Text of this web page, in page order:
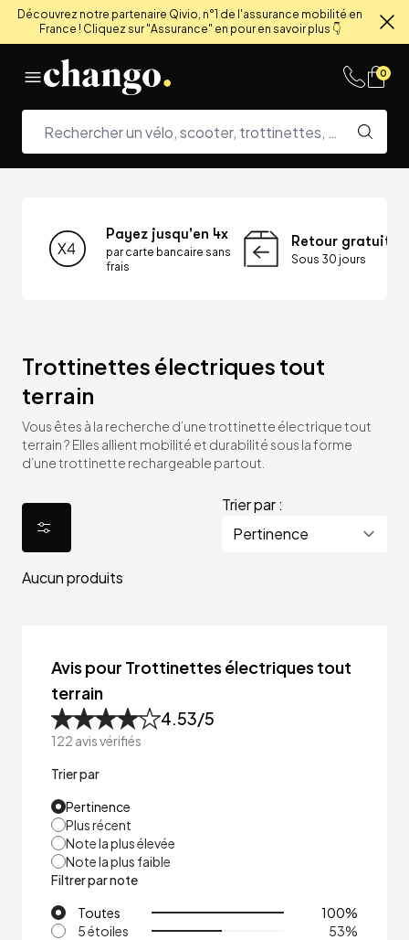
Découvrez notre partenaire Qivio, n°1 de l'assurance mobilité en
France ! Cliquez sur "Assurance" en pour en savoir plus 👇
0
Payez jusqu'en 4x
par carte bancaire sans
frais
Retour gratuit
Sous 30 jours
Trottinettes électriques tout
terrain
Vous êtes à la recherche d’une trottinette électrique tout
terrain ? Elles allient mobilité et durabilité sous la forme
d’une trottinette rechargeable partout.
Trier par :
Aucun produits
Avis pour Trottinettes électriques tout
terrain
4.53/5
122 avis vérifiés
Trier par
Pertinence
Plus récent
Note la plus élevée
Note la plus faible
Filtrer par note
Toutes
100%
5 étoiles
53%